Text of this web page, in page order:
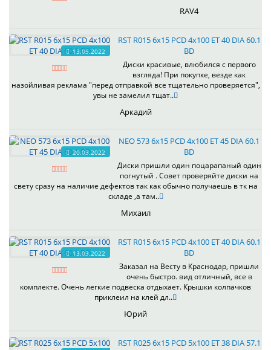
RAV4
13.05.2022
RST R015 6x15 PCD 4x100 ET 40 DIA 60.1
BD
Диски красивые, влюбился с первого
взгляда! При покупке, везде как
назойливая реклама "перед отправкой все тщательно проверяется",
увы не замелил тщат..
Аркадий
20.03.2022
NEO 573 6x15 PCD 4x100 ET 45 DIA 60.1
BD
Диски пришли один поцарапаный один
погнутый . Совет проверяйте диски на
свету сразу на наличие дефектов так как обычно получаешь в тк на
складе ,а там..
Михаил
13.03.2022
RST R015 6x15 PCD 4x100 ET 40 DIA 60.1
BD
Заказал на Весту в Краснодар, пришли
очень быстро. вид отличный, все в
комплекте. Очень легкие подвеска отдыхает. Крышки колпачков
приклеил на клей дл..
Юрий
RST R025 6x15 PCD 5x100 ET 38 DIA 57.1